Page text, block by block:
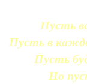
Пусть
Пусть в
Пусть
Но